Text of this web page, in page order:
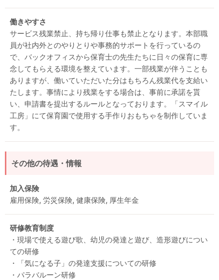
働きやすさ
サービス残業禁止、持ち帰り仕事も禁止となります。本部職
員が社内外とのやりとりや事務的サポートを行っているの
で、バックオフィスから保育士の先生たちに日々の保育に専
念してもらえる環境を整えています。一部残業が伴うことも
ありますが、働いていただいた分はもちろん残業代を支給い
たします。事情により残業をする場合は、事前に承諾を貰
い、申請書を提出するルールとなっております。「スマイル
工房」にて保育園で使用する手作りおもちゃを制作していま
す。
その他の待遇・情報
加入保険
雇用保険, 労災保険, 健康保険, 厚生年金
研修教育制度
・現場で使える遊び歌、幼児の発達と遊び、造形遊びについ
ての研修
・「気になる子」の発達支援についての研修
・パラバルーン研修